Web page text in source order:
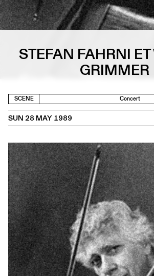
STEFAN FAHRNI
GRIMMER
SCENE Concert
SUN 28 MAY 1989